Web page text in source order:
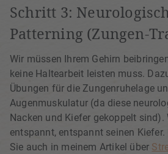
Schritt 3:
Patterning (Zungen-
Wir müssen Ihrem Gehirn
keine Haltearbeit leisten muss.
Übungen für die Zungenruhelage
Augenmuskulatur (da diese
Nacken und Kiefer gekoppelt sind).
entspannt, entspannt seinen
Sie auch in meinem Artikel über